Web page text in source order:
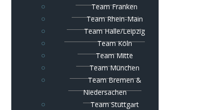
Team Franken
Team Rhein-Main
Team Halle/Leipzig
Team Köln
Team Mitte
Team München
Team Bremen &
Niedersachen
Team Stuttgart